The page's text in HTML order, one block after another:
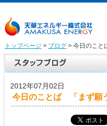
トップページ > ブログ> 今日のこと
2012年07月02日
今日のことば 「まず願